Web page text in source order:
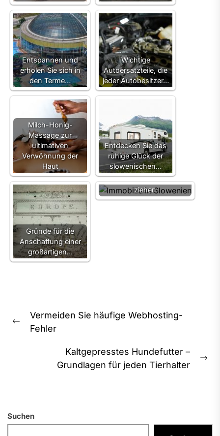
Entspannen und
erholen Sie sich in
den Terme…
Wichtige
Autoersatzteile, die
jeder Autobesitzer…
Milch-Honig-
Massage zur
ultimativen
Verwöhnung der
Haut
Entdecken Sie das
ruhige Glück der
slowenischen…
Gründe für die
Anschaffung einer
großartigen…
Warum Slowenien
Immobilien in Betracht
ziehen
Previous
Vermeiden Sie häufige Webhosting-
Fehler
Kaltgepresstes Hundefutter –
Grundlagen für jeden Tierhalter
Suchen